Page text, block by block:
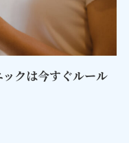
クは今すぐルール